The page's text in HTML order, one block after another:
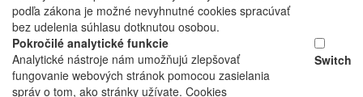
podľa zákona je možné nevyhnutné cookies spracúvať
bez udelenia súhlasu dotknutou osobou.
Pokročilé analytické funkcie
Analytické nástroje nám umožňujú zlepšovať
fungovanie webových stránok pomocou zasielania
správ o tom, ako stránky užívate. Cookies
Switch